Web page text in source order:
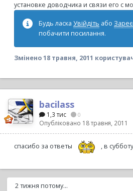
установке доводчика и связи его с
Будь ласка Увійдіть або
побачити посилання.
Змінено18 травня, 2011
bacilass
1,3 тис 0
Опубліковано 18 травня, 2011
спасибо за ответы , в
2 тижня потому...